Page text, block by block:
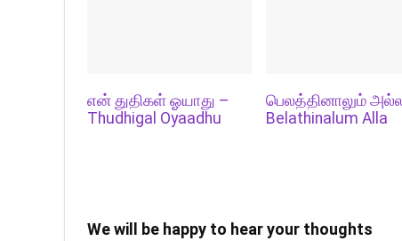
என் துதிகள் ஓயாது –
Thudhigal Oyaadhu
பெலத்தினாலும்
Belathinalum Alla
We will be happy to hear your thoughts